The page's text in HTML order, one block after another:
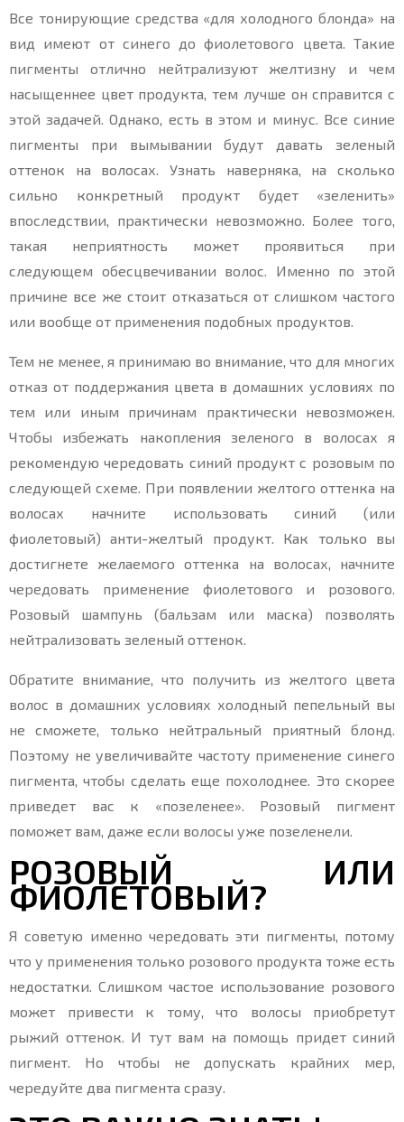
Все тонирующие средства «для холодного блонда» на
вид имеют от синего до фиолетового цвета. Такие
пигменты отлично нейтрализуют желтизну и чем
насыщеннее цвет продукта, тем лучше он справится с
этой задачей. Однако, есть в этом и минус. Все синие
пигменты при вымывании будут давать зеленый
оттенок на волосах. Узнать наверняка, на сколько
сильно конкретный продукт будет «зеленить»
впоследствии, практически невозможно. Более того,
такая неприятность может проявиться при
следующем обесцвечивании волос. Именно по этой
причине все же стоит отказаться от слишком частого
или вообще от применения подобных продуктов.
Тем не менее, я принимаю во внимание, что для многих
отказ от поддержания цвета в домашних условиях по
тем или иным причинам практически невозможен.
Чтобы избежать накопления зеленого в волосах я
рекомендую чередовать синий продукт с розовым по
следующей схеме. При появлении желтого оттенка на
волосах начните использовать синий (или
фиолетовый) анти-желтый продукт. Как только вы
достигнете желаемого оттенка на волосах, начните
чередовать применение фиолетового и розового.
Розовый шампунь (бальзам или маска) позволять
нейтрализовать зеленый оттенок.
Обратите внимание, что получить из желтого цвета
волос в домашних условиях холодный пепельный вы
не сможете, только нейтральный приятный блонд.
Поэтому не увеличивайте частоту применение синего
пигмента, чтобы сделать еще похолоднее. Это скорее
приведет вас к «позеленее». Розовый пигмент
поможет вам, даже если волосы уже позеленели.
РОЗОВЫЙ ИЛИ
ФИОЛЕТОВЫЙ?
Я советую именно чередовать эти пигменты, потому
что у применения только розового продукта тоже есть
недостатки. Слишком частое использование розового
может привести к тому, что волосы приобретут
рыжий оттенок. И тут вам на помощь придет синий
пигмент. Но чтобы не допускать крайних мер,
чередуйте два пигмента сразу.